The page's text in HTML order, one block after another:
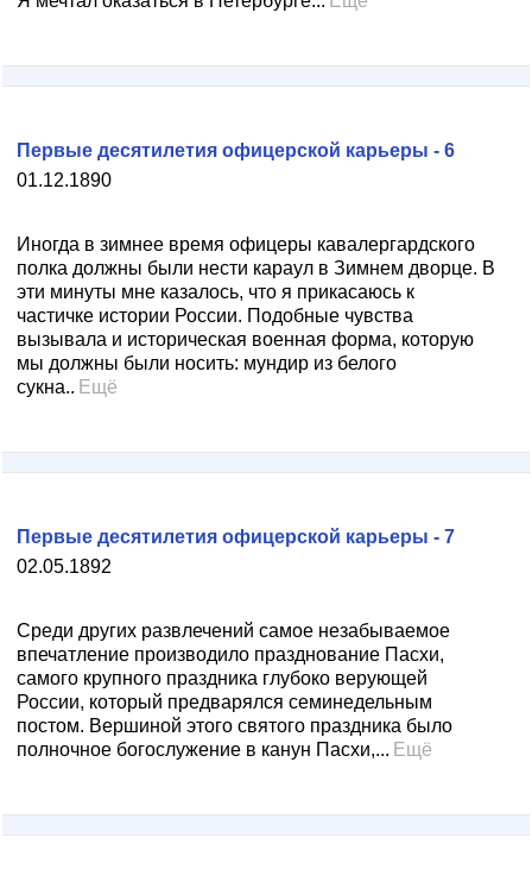
01.12.1890
Первые десятилетия офицерской карьеры - 6
Иногда в зимнее время офицеры кавалергардского
полка должны были нести караул в Зимнем дворце. В
эти минуты мне казалось, что я прикасаюсь к
частичке истории России. Подобные чувства
вызывала и историческая военная форма, которую
мы должны были носить: мундир из белого
сукна.. Ещё
02.05.1892
Первые десятилетия офицерской карьеры - 7
Среди других развлечений самое незабываемое
впечатление производило празднование Пасхи,
самого крупного праздника глубоко верующей
России, который предварялся семинедельным
постом. Вершиной этого святого праздника было
полночное богослужение в канун Пасхи,... Ещё